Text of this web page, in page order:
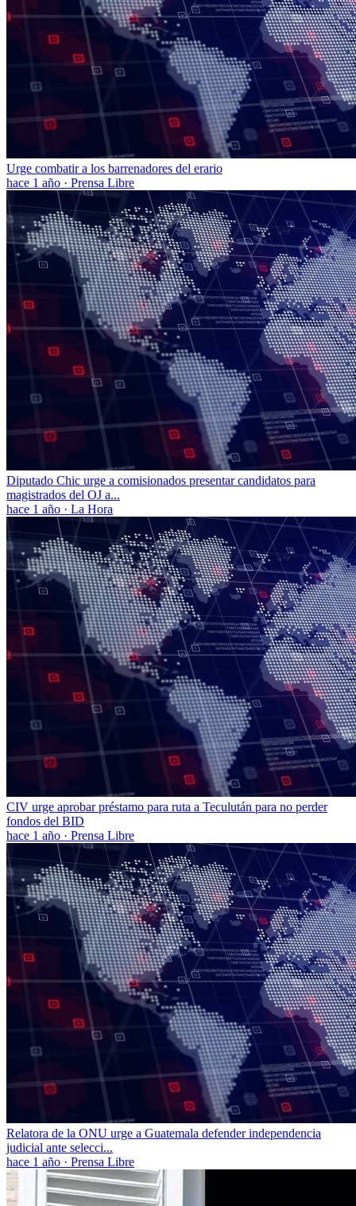
Urge combatir a los barrenadores del erario
hace 1 año · Prensa Libre
Diputado Chic urge a comisionados presentar candidatos para
magistrados del OJ a...
hace 1 año · La Hora
CIV urge aprobar préstamo para ruta a Teculután para no perder
fondos del BID
hace 1 año · Prensa Libre
Relatora de la ONU urge a Guatemala defender independencia
judicial ante selecci...
hace 1 año · Prensa Libre